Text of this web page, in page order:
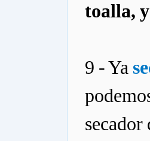
toalla,
9 - Ya
secador